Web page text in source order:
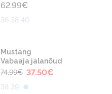
62.99€
36 38 40
-50%
Mustang
Vabaaja jalanõud
74.99€ 37.50€
38 39